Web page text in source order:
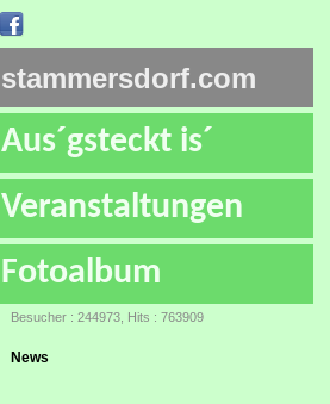
stammersdorf.com
Aus´gsteckt is´
Veranstaltungen
Fotoalbum
Besucher : 244973, Hits : 763909
News